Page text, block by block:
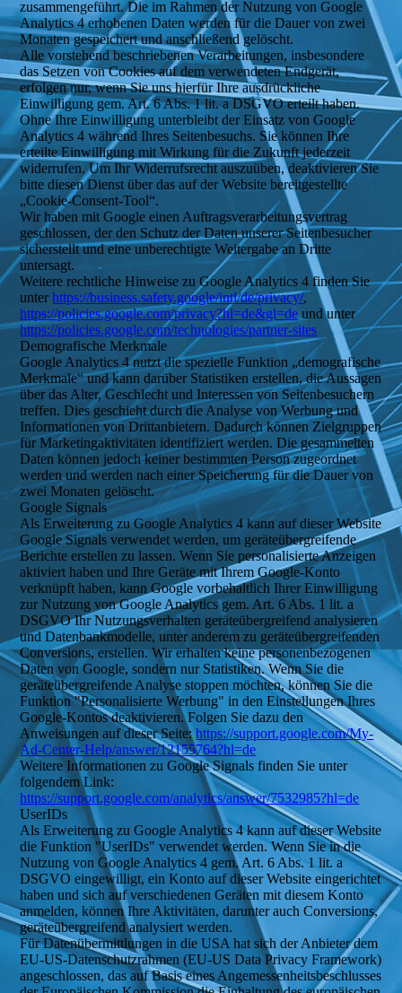
zusammengeführt. Die im Rahmen der Nutzung von Google
Analytics 4 erhobenen Daten werden für die Dauer von zwei
Monaten gespeichert und anschließend gelöscht.
Alle vorstehend beschriebenen Verarbeitungen, insbesondere
das Setzen von Cookies auf dem verwendeten Endgerät,
erfolgen nur, wenn Sie uns hierfür Ihre ausdrückliche
Einwilligung gem. Art. 6 Abs. 1 lit. a DSGVO erteilt haben.
Ohne Ihre Einwilligung unterbleibt der Einsatz von Google
Analytics 4 während Ihres Seitenbesuchs. Sie können Ihre
erteilte Einwilligung mit Wirkung für die Zukunft jederzeit
widerrufen. Um Ihr Widerrufsrecht auszuüben, deaktivieren Sie
bitte diesen Dienst über das auf der Website bereitgestellte
„Cookie-Consent-Tool“.
Wir haben mit Google einen Auftragsverarbeitungsvertrag
geschlossen, der den Schutz der Daten unserer Seitenbesucher
sicherstellt und eine unberechtigte Weitergabe an Dritte
untersagt.
Weitere rechtliche Hinweise zu Google Analytics 4 finden Sie
unterhttps://business.safety.google/intl/de/privacy/,
https://policies.google.com/privacy?hl=de&gl=de und unter
https://policies.google.com/technologies/partner-sites
Demografische Merkmale
Google Analytics 4 nutzt die spezielle Funktion „demografische
Merkmale“ und kann darüber Statistiken erstellen, die Aussagen
über das Alter, Geschlecht und Interessen von Seitenbesuchern
treffen. Dies geschieht durch die Analyse von Werbung und
Informationen von Drittanbietern. Dadurch können Zielgruppen
für Marketingaktivitäten identifiziert werden. Die gesammelten
Daten können jedoch keiner bestimmten Person zugeordnet
werden und werden nach einer Speicherung für die Dauer von
zwei Monaten gelöscht.
Google Signals
Als Erweiterung zu Google Analytics 4 kann auf dieser Website
Google Signals verwendet werden, um geräteübergreifende
Berichte erstellen zu lassen. Wenn Sie personalisierte Anzeigen
aktiviert haben und Ihre Geräte mit Ihrem Google-Konto
verknüpft haben, kann Google vorbehaltlich Ihrer Einwilligung
zur Nutzung von Google Analytics gem. Art. 6 Abs. 1 lit. a
DSGVO Ihr Nutzungsverhalten geräteübergreifend analysieren
und Datenbankmodelle, unter anderem zu geräteübergreifenden
Conversions, erstellen. Wir erhalten keine personenbezogenen
Daten von Google, sondern nur Statistiken. Wenn Sie die
geräteübergreifende Analyse stoppen möchten, können Sie die
Funktion "Personalisierte Werbung" in den Einstellungen Ihres
Google-Kontos deaktivieren. Folgen Sie dazu den
Anweisungen auf dieser Seite:https://support.google.com/My-
Ad-Center-Help/answer/12155764?hl=de
Weitere Informationen zu Google Signals finden Sie unter
folgendem Link:
https://support.google.com/analytics/answer/7532985?hl=de
UserIDs
Als Erweiterung zu Google Analytics 4 kann auf dieser Website
die Funktion "UserIDs" verwendet werden. Wenn Sie in die
Nutzung von Google Analytics 4 gem. Art. 6 Abs. 1 lit. a
DSGVO eingewilligt, ein Konto auf dieser Website eingerichtet
haben und sich auf verschiedenen Geräten mit diesem Konto
anmelden, können Ihre Aktivitäten, darunter auch Conversions,
geräteübergreifend analysiert werden.
Für Datenübermittlungen in die USA hat sich der Anbieter dem
EU-US-Datenschutzrahmen (EU-US Data Privacy Framework)
angeschlossen, das auf Basis eines Angemessenheitsbeschlusses